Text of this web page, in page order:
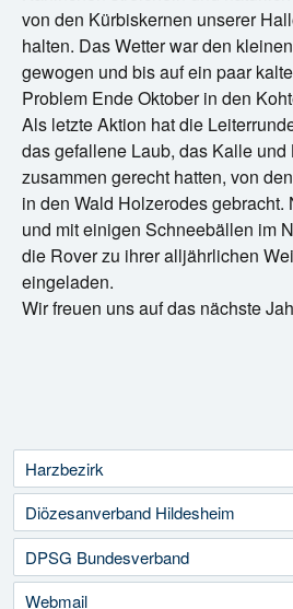
von den Kürbiskernen unserer
halten. Das Wetter war den
gewogen und bis auf ein paar
Problem Ende Oktober in den
Als letzte Aktion hat die
das gefallene Laub, das Kalle und
zusammen gerecht hatten, von
in den Wald Holzerodes gebracht.
und mit einigen Schneebällen im
die Rover zu ihrer alljährlichen
eingeladen.
Wir freuen uns auf das nächste
Harzbezirk
Diözesanverband Hildesheim
DPSG Bundesverband
Webmail